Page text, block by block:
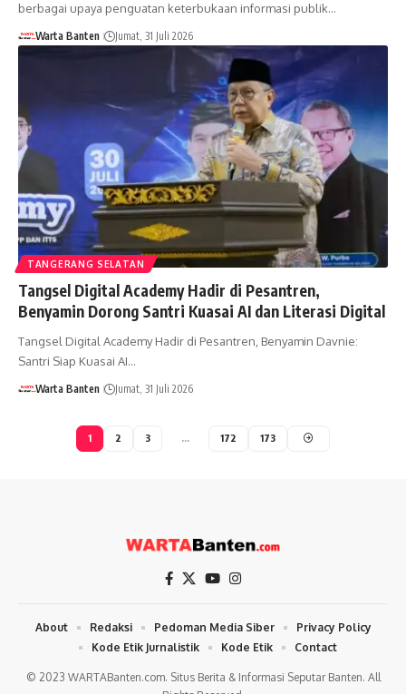
berbagai upaya penguatan keterbukaan informasi publik…
Warta Banten Jumat, 31 Juli 2026
TANGERANG SELATAN
Tangsel Digital Academy Hadir di Pesantren,
Benyamin Dorong Santri Kuasai AI dan Literasi Digital
Tangsel Digital Academy Hadir di Pesantren, Benyamin Davnie:
Santri Siap Kuasai AI…
Warta Banten Jumat, 31 Juli 2026
1 2 3 … 172 173
© 2023 WARTABanten.com. Situs Berita & Informasi Seputar Banten. All
About Redaksi Pedoman Media Siber
Privacy Policy
Kode Etik Jurnalistik
Kode Etik Contact